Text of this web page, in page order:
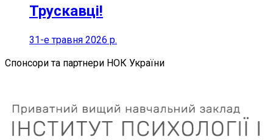
Трускавці!
31-е травня 2026 р.
Спонсори та партнери НОК України